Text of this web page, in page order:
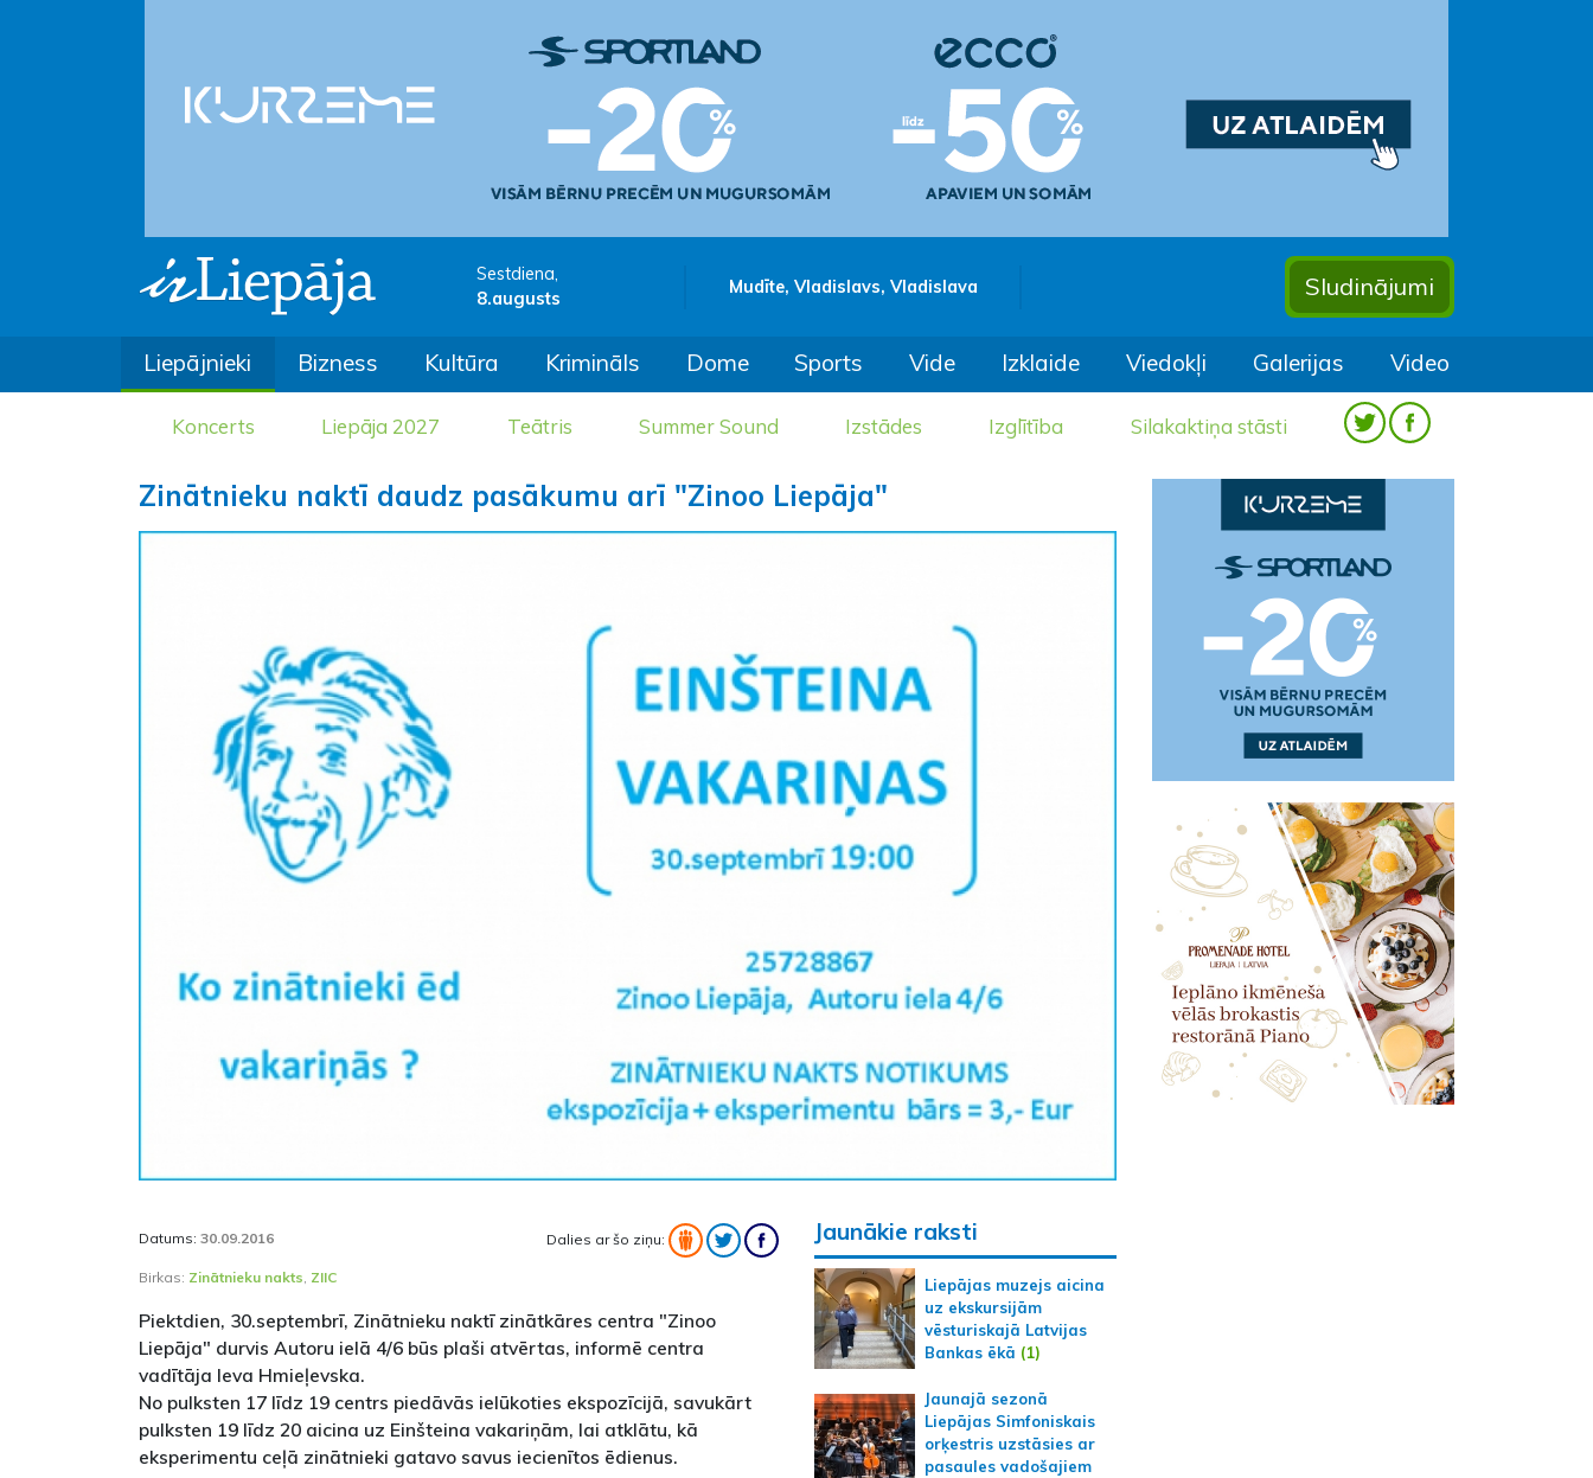
Sestdiena,
8.augusts
Mudīte, Vladislavs, Vladislava Sludinājumi
Liepājnieki Bizness Kultūra Krimināls Dome Sports Vide Izklaide Viedokļi Galerijas Video
Koncerts Liepāja 2027 Teātris Summer Sound Izstādes Izglītība Silakaktiņa stāsti
Zinātnieku naktī daudz pasākumu arī "Zinoo Liepāja"
Datums: 30.09.2016 Dalies ar šo ziņu:
Birkas: Zinātnieku nakts, ZIIC
Piektdien, 30.septembrī, Zinātnieku naktī zinātkāres centra "Zinoo
Liepāja" durvis Autoru ielā 4/6 būs plaši atvērtas, informē centra
vadītāja Ieva Hmieļevska.
No pulksten 17 līdz 19 centrs piedāvās ielūkoties ekspozīcijā, savukārt
pulksten 19 līdz 20 aicina uz Einšteina vakariņām, lai atklātu, kā
eksperimentu ceļā zinātnieki gatavo savus iecienītos ēdienus.
Jaunākie raksti
Liepājas muzejs aicina
uz ekskursijām
vēsturiskajā Latvijas
Bankas ēkā (1)
Jaunajā sezonā
Liepājas Simfoniskais
orķestris uzstāsies ar
pasaules vadošajiem